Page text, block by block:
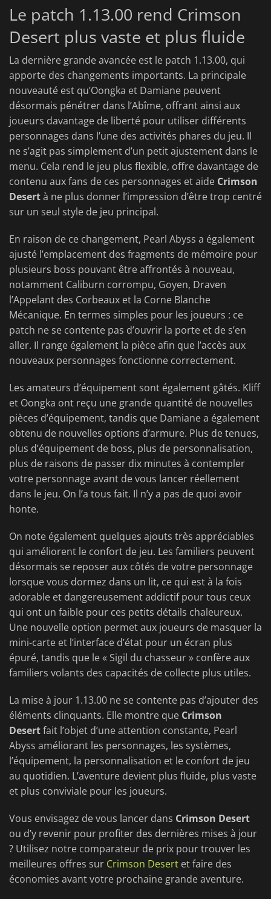
Le patch 1.13.00 rend Crimson
Desert plus vaste et plus fluide
La dernière grande avancée est le patch 1.13.00, qui
apporte des changements importants. La principale
nouveauté est qu’Oongka et Damiane peuvent
désormais pénétrer dans l’Abîme, offrant ainsi aux
joueurs davantage de liberté pour utiliser différents
personnages dans l’une des activités phares du jeu. Il
ne s’agit pas simplement d’un petit ajustement dans le
menu. Cela rend le jeu plus flexible, offre davantage de
contenu aux fans de ces personnages et aide Crimson
Desertà ne plus donner l’impression d’être trop centré
sur un seul style de jeu principal.
En raison de ce changement, Pearl Abyss a également
ajusté l’emplacement des fragments de mémoire pour
plusieurs boss pouvant être affrontés à nouveau,
notamment Caliburn corrompu, Goyen, Draven
l’Appelant des Corbeaux et la Corne Blanche
Mécanique. En termes simples pour les joueurs : ce
patch ne se contente pas d’ouvrir la porte et de s’en
aller. Il range également la pièce afin que l’accès aux
nouveaux personnages fonctionne correctement.
Les amateurs d’équipement sont également gâtés. Kliff
et Oongka ont reçu une grande quantité de nouvelles
pièces d’équipement, tandis que Damiane a également
obtenu de nouvelles options d’armure. Plus de tenues,
plus d’équipement de boss, plus de personnalisation,
plus de raisons de passer dix minutes à contempler
votre personnage avant de vous lancer réellement
dans le jeu. On l’a tous fait. Il n’y a pas de quoi avoir
honte.
On note également quelques ajouts très appréciables
qui améliorent le confort de jeu. Les familiers peuvent
désormais se reposer aux côtés de votre personnage
lorsque vous dormez dans un lit, ce qui est à la fois
adorable et dangereusement addictif pour tous ceux
qui ont un faible pour ces petits détails chaleureux.
Une nouvelle option permet aux joueurs de masquer la
mini-carte et l’interface d’état pour un écran plus
épuré, tandis que le « Sigil du chasseur » confère aux
familiers volants des capacités de collecte plus utiles.
La mise à jour 1.13.00 ne se contente pas d’ajouter des
éléments clinquants. Elle montre que Crimson
Desertfait l’objet d’une attention constante, Pearl
Abyss améliorant les personnages, les systèmes,
l’équipement, la personnalisation et le confort de jeu
au quotidien. L’aventure devient plus fluide, plus vaste
et plus conviviale pour les joueurs.
Vous envisagez de vous lancer dans Crimson Desert
ou d’y revenir pour profiter des dernières mises à jour
? Utilisez notre comparateur de prix pour trouver les
meilleures offres sur Crimson Desert et faire des
économies avant votre prochaine grande aventure.